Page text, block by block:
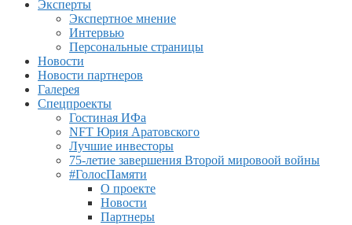
Эксперты
Экспертное мнение
Интервью
Персональные страницы
Новости
Новости партнеров
Галерея
Спецпроекты
Гостиная ИФа
NFT Юрия Аратовского
Лучшие инвесторы
75-летие завершения Второй мировоой войны
#ГолосПамяти
О проекте
Новости
Партнеры